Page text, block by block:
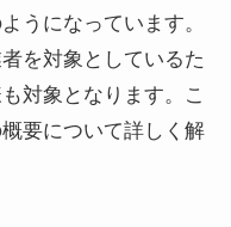
うになっています。
を対象としているた
対象となります。こ
要について詳しく解